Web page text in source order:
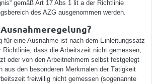
gemäß Art 17 Abs 1 lit a der Richtlinie
des AZG ausgenommen werden.
für eine Ausnahme ist nach dem Einleitungssatz
Richtlinie, dass die Arbeitszeit nicht gemessen,
oder von den Arbeitnehmern selbst festgelegt
aus den besonderen Merkmalen der Tätigkeit
freiwillig nicht gemessen (sogenannte